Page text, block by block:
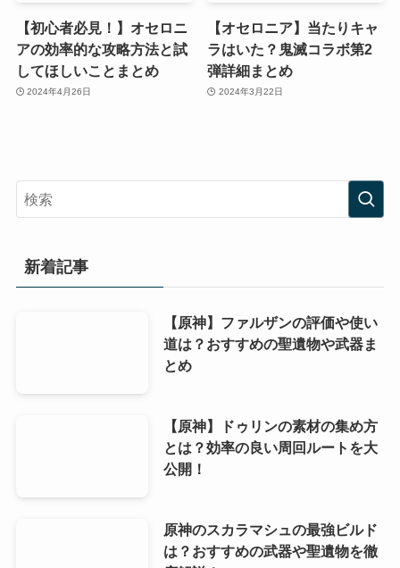
【初心者必見！】オセロニ
アの効率的な攻略方法と試
してほしいことまとめ
2024年4月26日
【オセロニア】当たりキャ
ラはいた？鬼滅コラボ第2
弾詳細まとめ
2024年3月22日
新着記事
【原神】ファルザンの評価や使い
道は？おすすめの聖遺物や武器ま
とめ
【原神】ドゥリンの素材の集め方
とは？効率の良い周回ルートを大
公開！
原神のスカラマシュの最強ビルド
は？おすすめの武器や聖遺物を徹